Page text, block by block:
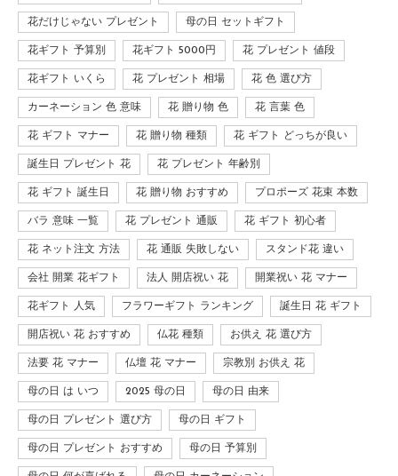
花だけじゃない プレゼント 母の日 セットギフト
花ギフト 予算別 花ギフト 5000円 花 プレゼント 値段
花ギフト いくら 花 プレゼント 相場 花 色 選び方
カーネーション 色 意味 花 贈り物 色 花 言葉 色
花 ギフト マナー 花 贈り物 種類 花 ギフト どっちが良い
誕生日 プレゼント 花 花 プレゼント 年齢別
花 ギフト 誕生日 花 贈り物 おすすめ プロポーズ 花束 本数
バラ 意味 一覧 花 プレゼント 通販 花 ギフト 初心者
花 ネット注文 方法 花 通販 失敗しない スタンド花 違い
会社 開業 花ギフト 法人 開店祝い 花 開業祝い 花 マナー
花ギフト 人気 フラワーギフト ランキング 誕生日 花 ギフト
開店祝い 花 おすすめ 仏花 種類 お供え 花 選び方
法要 花 マナー 仏壇 花 マナー 宗教別 お供え 花
母の日 は いつ 2025 母の日 母の日 由来
母の日 プレゼント 選び方 母の日 ギフト
母の日 プレゼント おすすめ 母の日 予算別